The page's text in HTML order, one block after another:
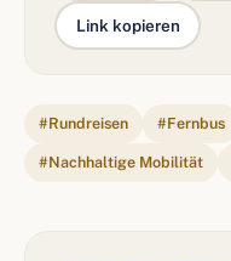
Link kopieren
#Rundreisen #Fernbus
#Nachhaltige Mobilität